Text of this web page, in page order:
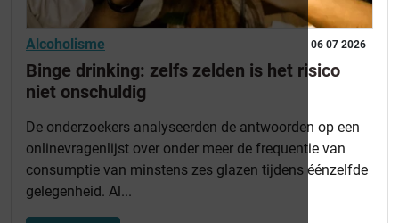
06 07 2026
Alcoholisme
Binge drinking: zelfs zelden is het risico
niet onschuldig
De onderzoekers analyseerden de antwoorden op een
onlinevragenlijst over onder meer de frequentie van
consumptie van minstens zes glazen tijdens éénzelfde
gelegenheid. Al...